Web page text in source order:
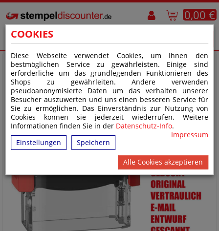
COOKIES
Diese Webseite verwendet Cookies, um Ihnen den
bestmöglichen Service zu gewährleisten. Einige sind
erforderliche um das grundlegenden Funktionieren des
Shops zu gewährleiten. Andere verwenden
pseudoanonymisierte Daten um das verhalten unserer
Besucher auszuwerten und uns einen besseren Service für
Sie zu ermöglichen. Das Einverständnis zur Nutzung von
Cookies können sie jederzeit wiederrufen. Weitere
Informationen finden Sie in der Datenschutz-Info.
Impressum
Einstellungen
Speichern
Alle Cookies akzeptieren
0,00 €